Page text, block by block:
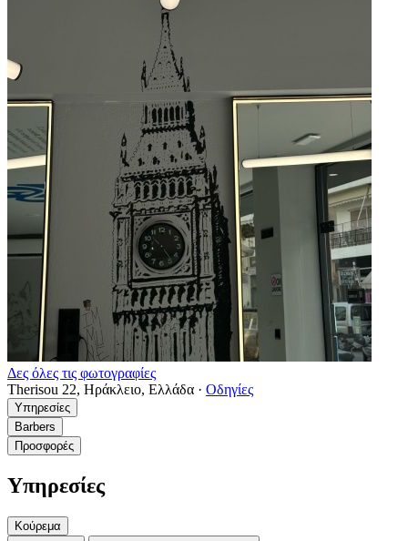
Δες όλες τις φωτογραφίες
Therisou 22, Ηράκλειο, Ελλάδα · Οδηγίες
Υπηρεσίες
Barbers
Προσφορές
Υπηρεσίες
Κούρεμα